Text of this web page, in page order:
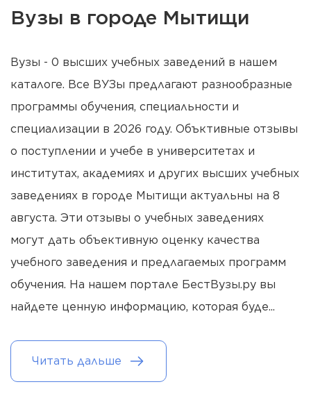
Вузы в городе Мытищи
Вузы - 0 высших учебных заведений в нашем
каталоге. Все ВУЗы предлагают разнообразные
программы обучения, специальности и
специализации в 2026 году. Объктивные отзывы
о поступлении и учебе в университетах и
институтах, академиях и других высших учебных
заведениях в городе Мытищи актуальны на 8
августа. Эти отзывы о учебных заведениях
могут дать объективную оценку качества
учебного заведения и предлагаемых программ
обучения. На нашем портале БестВузы.ру вы
найдете ценную информацию, которая буде...
Читать дальше